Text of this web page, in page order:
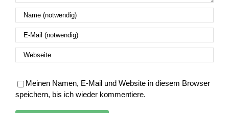
Meinen Namen, E-Mail und Website in diesem Browser
speichern, bis ich wieder kommentiere.